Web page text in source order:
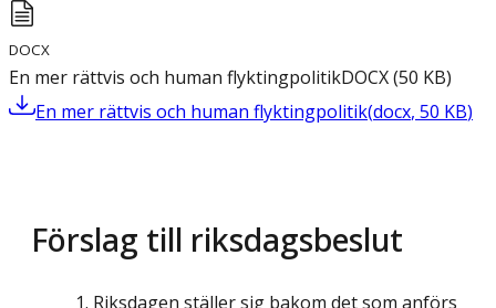
DOCX
En mer rättvis och human flyktingpolitikDOCX(50 KB)
En mer rättvis och human flyktingpolitik(docx, 50 KB)
Förslag till riksdagsbeslut
Riksdagen ställer sig bakom det som anförs